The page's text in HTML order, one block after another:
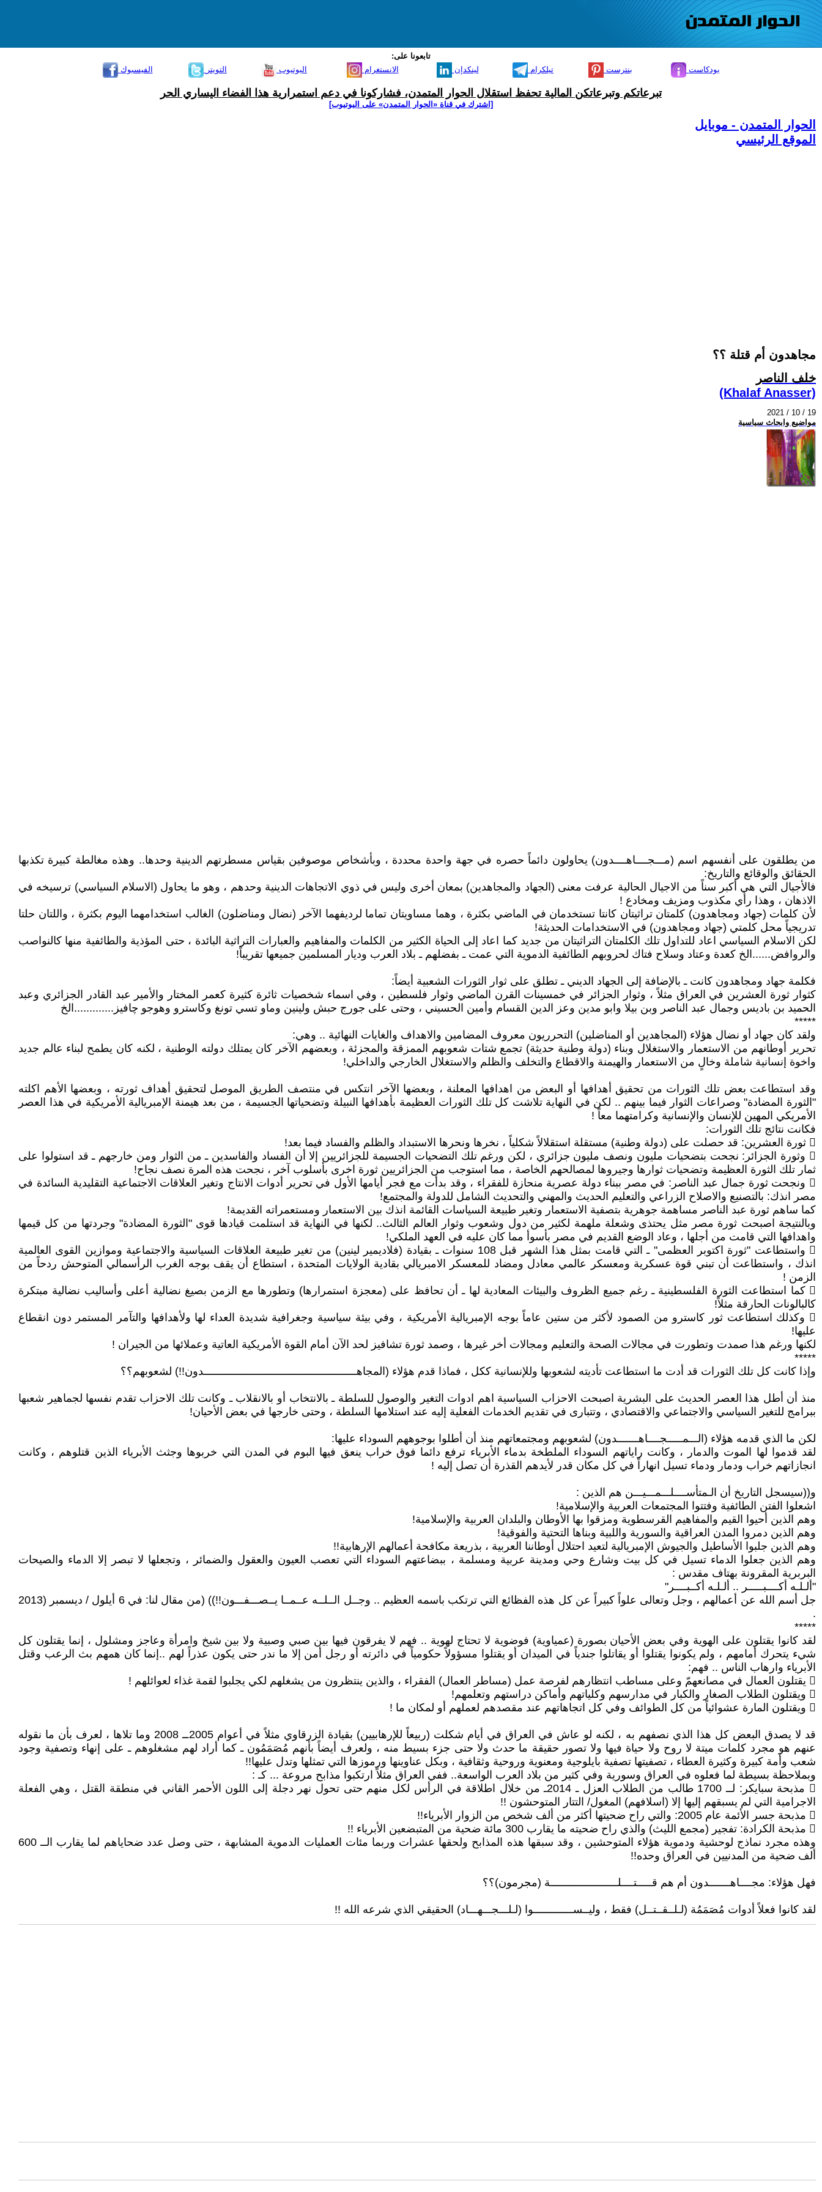
تابعونا على:
الفيسبوك
التويتر اليوتيوب الانستغرام لينكدإن تيلكرام بنترست بودكاست
تبرعاتكم وتبرعاتكن المالية تحفظ استقلال الحوار المتمدن، فشاركونا في دعم استمرارية هذا الفضاء اليساري الحر
[اشترك في قناة ‫«الحوار المتمدن» على اليوتيوب]
الحوار المتمدن - موبايل
الموقع الرئيسي
مجاهدون أم قتلة ؟؟
خلف الناصر
(Khalaf Anasser)
2021 / 10 / 19
مواضيع وابحاث سياسية
من يطلقون على أنفسهم اسم (مـــجــــاهــــدون) يحاولون دائماً حصره في جهة واحدة محددة ، وبأشخاص موصوفين بقياس مسطرتهم الدينية وحدها.. وهذه مغالطة كبيرة تكذبها
الحقائق والوقائع والتاريخ:
فالأجيال التي هي أكبر سناً من الاجيال الحالية عرفت معنى (الجهاد والمجاهدين) بمعان أخرى وليس في ذوي الاتجاهات الدينية وحدهم ، وهو ما يحاول (الاسلام السياسي) ترسيخه في
الاذهان ، وهذا رأي مكذوب ومزيف ومخادع !
لأن كلمات (جهاد ومجاهدون) كلمتان تراثيتان كانتا تستخدمان في الماضي بكثرة ، وهما مساويتان تماما لرديفهما الآخر (نضال ومناضلون) الغالب استخدامهما اليوم بكثرة ، واللتان حلتا
تدريجياً محل كلمتي (جهاد ومجاهدون) في الاستخدامات الحديثة!
لكن الاسلام السياسي اعاد للتداول تلك الكلمتان التراثيتان من جديد كما اعاد إلى الحياة الكثير من الكلمات والمفاهيم والعبارات التراثية البائدة ، حتى المؤذية والطائفية منها كالنواصب
والروافض......الخ كعدة وعتاد وسلاح فتاك لحروبهم الطائفية الدموية التي عمت ـ بفضلهم ـ بلاد العرب وديار المسلمين جميعها تقريباً!
فكلمة جهاد ومجاهدون كانت ـ بالإضافة إلى الجهاد الديني ـ تطلق على ثوار الثورات الشعبية أيضاً:
كثوار ثورة العشرين في العراق مثلاً ، وثوار الجزائر في خمسينات القرن الماضي وثوار فلسطين ، وفي اسماء شخصيات ثائرة كثيرة كعمر المختار والأمير عبد القادر الجزائري وعبد
الحميد بن باديس وجمال عبد الناصر وبن بيلا وابو مدين وعز الدين القسام وأمين الحسيني ، وحتى على جورج حبش ولينين وماو تسي تونغ وكاسترو وهوجو چافيز.............الخ
*****
ولقد كان جهاد أو نضال هؤلاء (المجاهدين أو المناضلين) التحرريون معروف المضامين والاهداف والغايات النهائية .. وهي:
تحرير أوطانهم من الاستعمار والاستغلال وبناء (دولة وطنية حديثة) تجمع شتات شعوبهم الممزقة والمجزئة ، وبعضهم الآخر كان يمتلك دولته الوطنية ، لكنه كان يطمح لبناء عالم جديد
واخوة إنسانية شاملة وخالٍ من الاستعمار والهيمنة والاقطاع والتخلف والظلم والاستغلال الخارجي والداخلي!
وقد استطاعت بعض تلك الثورات من تحقيق أهدافها أو البعض من اهدافها المعلنة ، وبعضها الآخر انتكس في منتصف الطريق الموصل لتحقيق أهداف ثورته ، وبعضها الأهم اكلته
"الثورة المضادة" وصراعات الثوار فيما بينهم .. لكن في النهاية تلاشت كل تلك الثورات العظيمة بأهدافها النبيلة وتضحياتها الجسيمة ، من بعد هيمنة الإمبريالية الأمريكية في هذا العصر
الأمريكي المهين للإنسان والإنسانية وكرامتهما معاً !
فكانت نتائج تلك الثورات:
 ثورة العشرين: قد حصلت على (دولة وطنية) مستقلة استقلالاً شكلياً ، نخرها ونحرها الاستبداد والظلم والفساد فيما بعد!
 وثورة الجزائر: نجحت بتضحيات مليون ونصف مليون جزائري ، لكن ورغم تلك التضحيات الجسيمة للجزائريين إلا أن الفساد والفاسدين ـ من الثوار ومن خارجهم ـ قد استولوا على
ثمار تلك الثورة العظيمة وتضحيات ثوارها وجيروها لمصالحهم الخاصة ، مما استوجب من الجزائريين ثورة اخرى بأسلوب آخر ، نجحت هذه المرة نصف نجاح!
 ونجحت ثورة جمال عبد الناصر: في مصر ببناء دولة عصرية منحازة للفقراء ، وقد بدأت مع فجر أيامها الأول في تحرير أدوات الانتاج وتغير العلاقات الاجتماعية التقليدية السائدة في
مصر انذك: بالتصنيع والاصلاح الزراعي والتعليم الحديث والمهني والتحديث الشامل للدولة والمجتمع!
كما ساهم ثورة عبد الناصر مساهمة جوهرية بتصفية الاستعمار وتغير طبيعة السياسات القائمة انذك بين الاستعمار ومستعمراته القديمة!
وبالنتيجة اصبحت ثورة مصر مثل يحتذى وشعلة ملهمة لكثير من دول وشعوب وثوار العالم الثالث.. لكنها في النهاية قد استلمت قيادها قوى "الثورة المضادة" وجردتها من كل قيمها
واهدافها التي قامت من أجلها ، وعاد الوضع القديم في مصر بأسوأ مما كان عليه في العهد الملكي!
 واستطاعت "ثورة اكتوبر العظمى" ـ التي قامت بمثل هذا الشهر قبل 108 سنوات ـ بقيادة (فلاديمير لينين) من تغير طبيعة العلاقات السياسية والاجتماعية وموازين القوى العالمية
انذك ، واستطاعت أن تبني قوة عسكرية ومعسكر عالمي معادل ومضاد للمعسكر الامبريالي بقادية الولايات المتحدة ، استطاع أن يقف بوجه الغرب الرأسمالي المتوحش ردحاً من
الزمن !
 كما استطاعت الثورة الفلسطينية ـ رغم جميع الظروف والبيئات المعادية لها ـ أن تحافظ على (معجزة استمرارها) وتطورها مع الزمن بصيغ نضالية أعلى وأساليب نضالية مبتكرة
كالبالونات الحارقة مثلاً!
 وكذلك استطاعت ثور كاسترو من الصمود لأكثر من ستين عاماً بوجه الإمبريالية الأمريكية ، وفي بيئة سياسية وجغرافية شديدة العداء لها ولأهدافها والتآمر المستمر دون انقطاع
عليها!
لكنها ورغم هذا صمدت وتطورت في مجالات الصحة والتعليم ومجالات أخر غيرها ، وصمد ثورة تشافيز لحد الآن أمام القوة الأمريكية العاتية وعملائها من الجيران !
*****
وإذا كانت كل تلك الثورات قد أدت ما استطاعت تأديته لشعوبها وللإنسانية ككل ، فماذا قدم هؤلاء (المجاهــــــــــــــــــــــــــــــــــــــــــــــــــدون!!) لشعوبهم؟؟
منذ أن أطل هذا العصر الحديث على البشرية اصبحت الاحزاب السياسية اهم ادوات التغير والوصول للسلطة ـ بالانتخاب أو بالانقلاب ـ وكانت تلك الاحزاب تقدم نفسها لجماهير شعبها
ببرامج للتغير السياسي والاجتماعي والاقتصادي ، وتتبارى في تقديم الخدمات الفعلية إليه عند استلامها السلطة ، وحتى خارجها في بعض الأحيان!
لكن ما الذي قدمه هؤلاء (الـــمـــــجــــاهـــــــدون) لشعوبهم ومجتمعاتهم منذ أن أطلوا بوجوههم السوداء عليها:
لقد قدموا لها الموت والدمار ، وكانت راياتهم السوداء الملطخة بدماء الأبرياء ترفع دائما فوق خراب ينعق فيها البوم في المدن التي خربوها وجثث الأبرياء الذين قتلوهم ، وكانت
انجازاتهم خراب ودمار ودماء تسيل انهاراً في كل مكان قدر لأيدهم القذرة أن تصل إليه !
و((سيسجل التاريخ أن الـمتأســــلـــمـــيـــن هم الذين :
اشعلوا الفتن الطائفية وفتتوا المجتمعات العربية والإسلامية!
وهم الذين أحيوا القيم والمفاهيم القرسطوية ومزقوا بها الأوطان والبلدان العربية والإسلامية!
وهم الذين دمروا المدن العراقية والسورية واللبية وبناها التحتية والفوقية!
وهم الذين جلبوا الأساطيل والجيوش الإمبريالية لتعيد احتلال أوطاننا العربية ، بذريعة مكافحة أعمالهم الإرهابية!!
وهم الذين جعلوا الدماء تسيل في كل بيت وشارع وحي ومدينة عربية ومسلمة ، ببضاعتهم السوداء التي تعصب العيون والعقول والضمائر ، وتجعلها لا تبصر إلا الدماء والصيحات
البربرية المقرونة بهتاف مقدس :
"ألـلـه أكــــبـــــر .. ألـلـه أكــبــــر"
جل أسم الله عن أعمالهم ، وجل وتعالى علواً كبيراً عن كل هذه الفظائع التي ترتكب باسمه العظيم .. وجــل الــلــه عــمــا يــصـــفـــون!!)) (من مقال لنا: في 6 ‏أيلول / ديسمبر (2013
.
*****
لقد كانوا يقتلون على الهوية وفي بعض الأحيان بصورة (عمياوية) فوضوية لا تحتاج لهوية .. فهم لا يفرقون فيها بين صبي وصبية ولا بين شيخ وامرأة وعاجز ومشلول ، إنما يقتلون كل
شيء يتحرك أمامهم ، ولم يكونوا يقتلوا أو يقاتلوا جندياً في الميدان أو يقتلوا مسؤولاً حكومياً في دائرته أو رجل أمن إلا ما ندر حتى يكون عذراً لهم ..إنما كان همهم بث الرعب وقتل
الأبرياء وارهاب الناس .. فهم:
 يقتلون العمال في مصانعهمّ وعلى مساطب انتظارهم لفرصة عمل (مساطر العمال) الفقراء ، والذين ينتظرون من يشغلهم لكي يجلبوا لقمة غذاء لعوائلهم !
 ويقتلون الطلاب الصغار والكبار في مدارسهم وكلياتهم وأماكن دراستهم وتعلمهم!
 ويقتلون المارة عشوائياً من كل الطوائف وفي كل اتجاهاتهم عند مقصدهم لعملهم أو لمكان ما !
قد لا يصدق البعض كل هذا الذي نصفهم به ، لكنه لو عاش في العراق في أيام شكلت (ربيعاً للإرهابيين) بقيادة الزرقاوي مثلاً في أعوام 2005ــ 2008 وما تلاها ، لعرف بأن ما نقوله
عنهم هو مجرد كلمات ميتة لا روح ولا حياة فيها ولا تصور حقيقة ما حدث ولا حتى جزء بسيط منه ، ولعرف أيضاً بأنهم مُصَمَمُون ـ كما أراد لهم مشغلوهم ـ على إنهاء وتصفية وجود
شعب وأمة كبيرة وكثيرة العطاء ، تصفيتها تصفية بايلوجية ومعنوية وروحية وثقافية ، وبكل عناوينها ورموزها التي تمثلها وتدل عليها!!
وبملاحظة بسيطة لما فعلوه في العراق وسورية وفي كثير من بلاد العرب الواسعة.. ففي العراق مثلاً ارتكبوا مذابح مروعة ... كـ :
 مذبحة سبايكر: لــ 1700 طالب من الطلاب العزل ـ 2014ـ من خلال اطلاقة في الرأس لكل منهم حتى تحول نهر دجلة إلى اللون الأحمر القاني في منطقة القتل ، وهي الفعلة
الاجرامية التي لم يسبقهم إليها إلا (اسلافهم) المغول/ التتار المتوحشون !!
 مذبحة جسر الأئمة عام 2005: والتي راح ضحيتها أكثر من ألف شخص من الزوار الأبرياء!!
 مذبحة الكرادة: تفجير (مجمع الليث) والذي راح ضحيته ما يقارب 300 مائة ضحية من المتبضعين الأبرياء !!
وهذه مجرد نماذج لوحشية ودموية هؤلاء المتوحشين ، وقد سبقها هذه المذابح ولحقها عشرات وربما مئات العمليات الدموية المشابهة ، حتى وصل عدد ضحاياهم لما يقارب الــ 600
ألف ضحية من المدنيين في العراق وحده!!
فهل هؤلاء: مجــــاهـــــــدون أم هم قـــــتــــلــــــــــــــــــــــة (مجرمون)؟؟
لقد كانوا فعلاً أدوات مُصَمَمُة (لـلــقــتــل) فقط ، وليــســـــــــــــوا (لـلـــجـــهـــاد) الحقيقي الذي شرعه الله !!